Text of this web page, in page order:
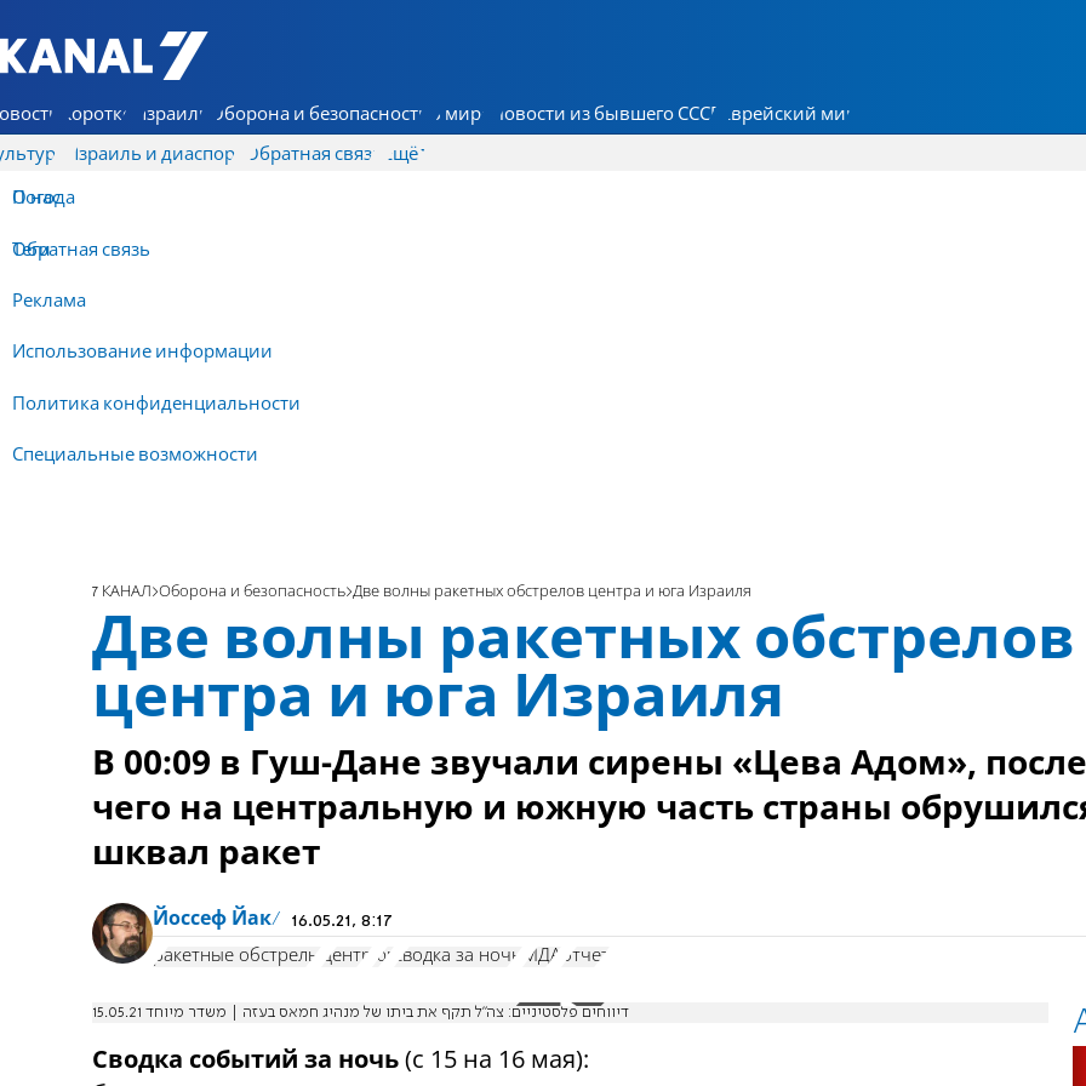
7 КАНАЛ - Аруц Шева
Коротко Израиль Оборона и безопасность В мире Новости из бывшего СССР Еврейский мир
Израиль и диаспора Обратная связь
О нас
Обратная связь
Реклама
Использование информации
Политика конфиденциальности
Специальные возможности
Ещё
Погода
Теги
7 КАНАЛ Оборона и безопасность Две волны ракетных обстрелов центра и юга Израиля
Две волны ракетных обстрелов
центра и юга Израиля
В 00:09 в Гуш-Дане звучали сирены «Цева Адом», после
чего на центральную и южную часть страны
шквал ракет
Йоссеф Йак 16.05.21, 8:17
ракетные обстрелы центр юг сводка за ночь МДА отчет
דיווחים פלסטיניים: צה"ל תקף את ביתו של מנהיג חמאס בעזה | משדר מיוחד 15.05.21
Сводка событий за ночь(с 15 на 16 мая):